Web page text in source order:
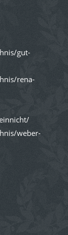
gut-
rena-
weber-